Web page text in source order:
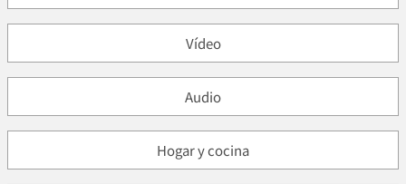
Vídeo
Audio
Hogar y cocina